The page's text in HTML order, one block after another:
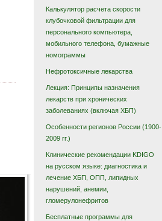
Калькулятор расчета скорости
клубочковой фильтрации для
персонального компьютера,
мобильного телефона, бумажные
номограммы
Нефротоксичные лекарства
Лекция: Принципы назначения
лекарств при хронических
заболеваниях (включая ХБП)
Особенности регионов России (1900-
2009 гг.)
Клинические рекомендации KDIGO
на русском языке: диагностика и
лечение ХБП, ОПП, липидных
нарушений, анемии,
гломерулонефритов
Бесплатные программы для